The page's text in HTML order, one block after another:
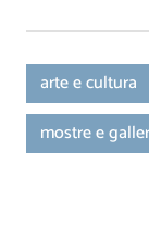
arte e cultura
mostre e